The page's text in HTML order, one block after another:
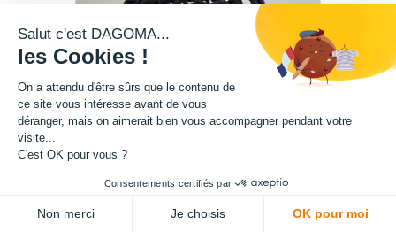
Salut c'est DAGOMA...
les Cookies !
On a attendu d'être sûrs que le contenu de
ce site vous intéresse avant de vous
déranger, mais on aimerait bien vous accompagner pendant votre
visite...
C'est OK pour vous ?
Consentements certifiés par
Non merci Je choisis OK pour moi